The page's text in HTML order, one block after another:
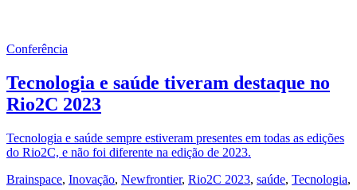
Conferência
Tecnologia e saúde tiveram destaque no
Rio2C 2023
Tecnologia e saúde sempre estiveram presentes em todas as edições
do Rio2C, e não foi diferente na edição de 2023.
Brainspace, Inovação, Newfrontier, Rio2C 2023, saúde, Tecnologia,